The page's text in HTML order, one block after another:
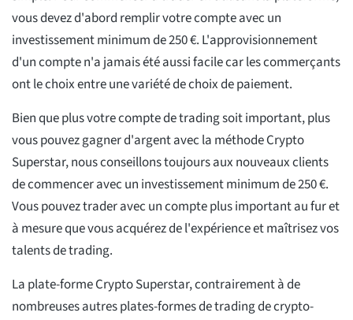
vous devez d'abord remplir votre compte avec un
investissement minimum de 250 €. L'approvisionnement
d'un compte n'a jamais été aussi facile car les commerçants
ont le choix entre une variété de choix de paiement.
Bien que plus votre compte de trading soit important, plus
vous pouvez gagner d'argent avec la méthode Crypto
Superstar, nous conseillons toujours aux nouveaux clients
de commencer avec un investissement minimum de 250 €.
Vous pouvez trader avec un compte plus important au fur et
à mesure que vous acquérez de l'expérience et maîtrisez vos
talents de trading.
La plate-forme Crypto Superstar, contrairement à de
nombreuses autres plates-formes de trading de crypto-